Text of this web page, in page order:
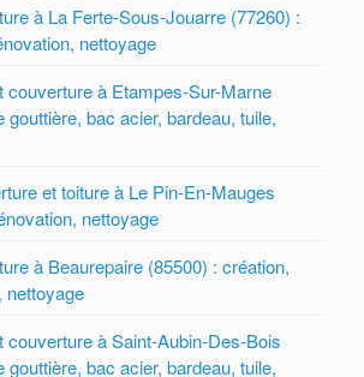
à La Ferte-Sous-Jouarre (77260) :
nettoyage
couverture à Etampes-Sur-Marne
gouttière, bac acier, bardeau, tuile,
et toiture à Le Pin-En-Mauges
nettoyage
à Beaurepaire (85500) : création,
nettoyage
couverture à Saint-Aubin-Des-Bois
gouttière, bac acier, bardeau, tuile,